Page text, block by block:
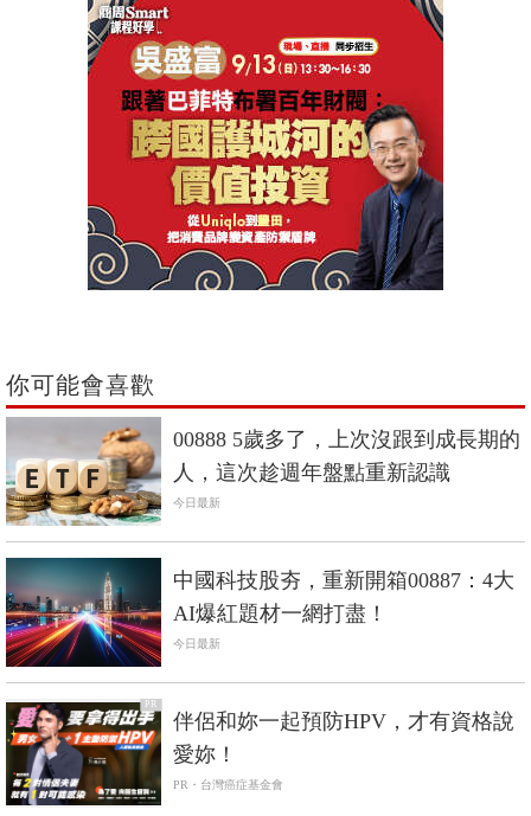
你可能會喜歡
00888 5歲多了，上次沒跟到成長期的
人，這次趁週年盤點重新認識
今日最新
中國科技股夯，重新開箱00887：4大
AI爆紅題材一網打盡！
今日最新
PR
伴侶和妳一起預防HPV，才有資格說
愛妳！
PR・台灣癌症基金會